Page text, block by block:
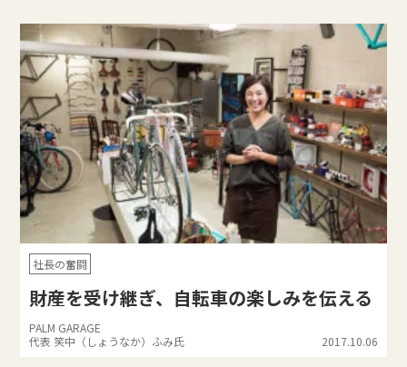
社長の奮闘
財産を受け継ぎ、自転車の楽しみを伝える
PALM GARAGE
代表 笑中（しょうなか）ふみ氏
2017.10.06